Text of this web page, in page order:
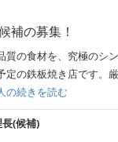
補の募集！
質の食材を、究極のシ
定の鉄板焼き店です。
の続きを読む
(候補)